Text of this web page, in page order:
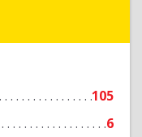
105
6
г, Ленина ул,